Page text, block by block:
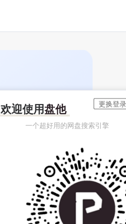
欢迎使用盘他
一个超好用的网盘搜索引擎